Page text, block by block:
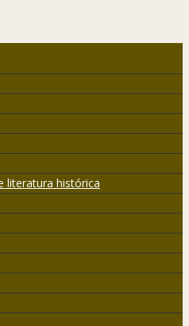
literatura histórica